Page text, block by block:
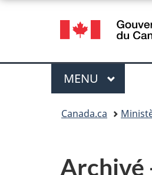
Sélection
de
la
langue
Menu
MENU PRINCIPAL
Canada.ca
Archivé